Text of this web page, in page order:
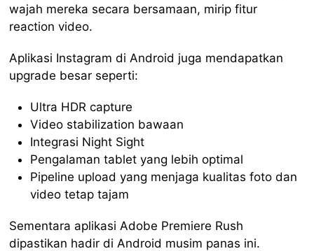
wajah mereka secara bersamaan, mirip fitur
reaction video.
Aplikasi Instagram di Android juga mendapatkan
upgrade besar seperti:
Ultra HDR capture
Video stabilization bawaan
Integrasi Night Sight
Pengalaman tablet yang lebih optimal
Pipeline upload yang menjaga kualitas foto dan
video tetap tajam
Sementara aplikasi Adobe Premiere Rush
dipastikan hadir di Android musim panas ini.